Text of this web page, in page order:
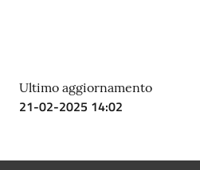
Ultimo aggiornamento
21-02-2025 14:02